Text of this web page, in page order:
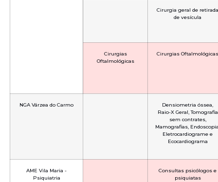
Cirurgia geral de retirada
de vesícula
Cirurgias
Oftalmológicas
Cirurgias Oftalmológicas
NGA Várzea do Carmo
Densiometria óssea,
Raio-X Geral, Tomografia
sem contrates,
Mamografias,
Eletrocardiograme e
Ecocardiograma
AME Vila Maria -
Psiquiatria
Consultas psicólogos e
psiquiatas